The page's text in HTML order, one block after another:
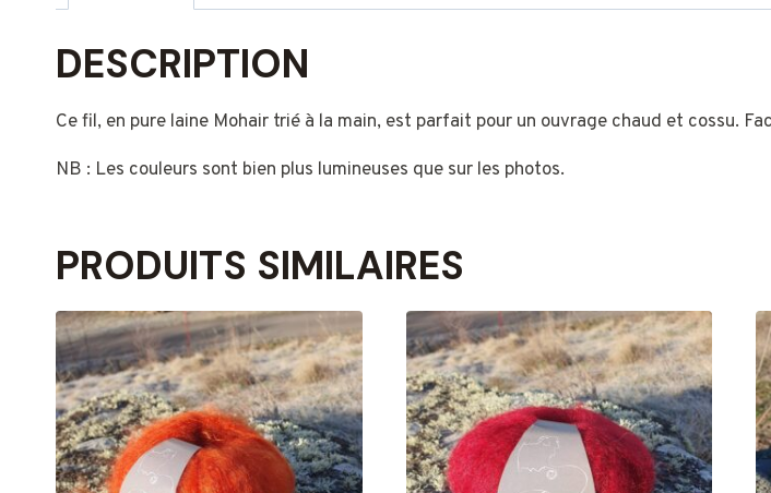
DESCRIPTION
Ce fil, en pure laine Mohair trié à la main, est parfait pour un ouvrage chaud et cossu.
NB : Les couleurs sont bien plus lumineuses que sur les photos.
PRODUITS SIMILAIRES